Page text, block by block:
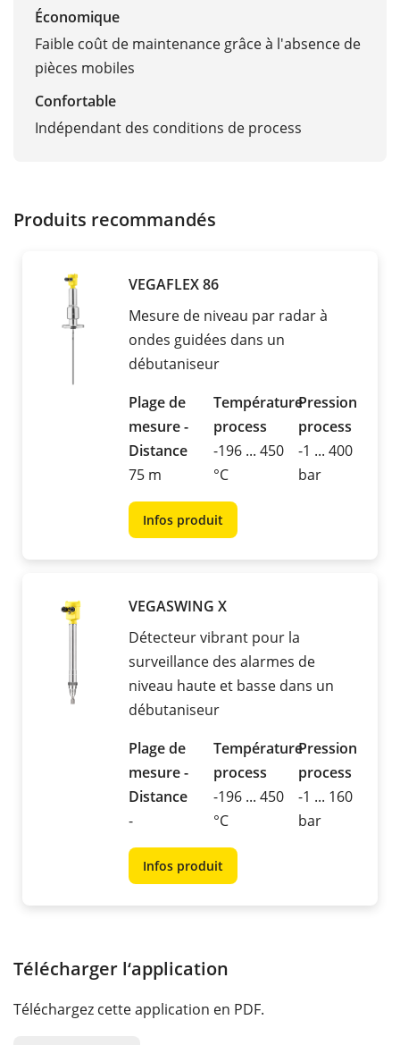
Économique
Faible coût de maintenance grâce à l'absence de
pièces mobiles
Confortable
Indépendant des conditions de process
Produits recommandés
VEGAFLEX 86
Mesure de niveau par radar à
ondes guidées dans un
débutaniseur
Plage de
mesure -
Distance
75 m
Température
process
-196 ... 450
°C
Pression
process
-1 ... 400
bar
Infos produit
VEGASWING X
Détecteur vibrant pour la
surveillance des alarmes de
niveau haute et basse dans un
débutaniseur
Plage de
mesure -
Distance
-
Température
process
-196 ... 450
°C
Pression
process
-1 ... 160
bar
Infos produit
Télécharger l‘application
Téléchargez cette application en PDF.